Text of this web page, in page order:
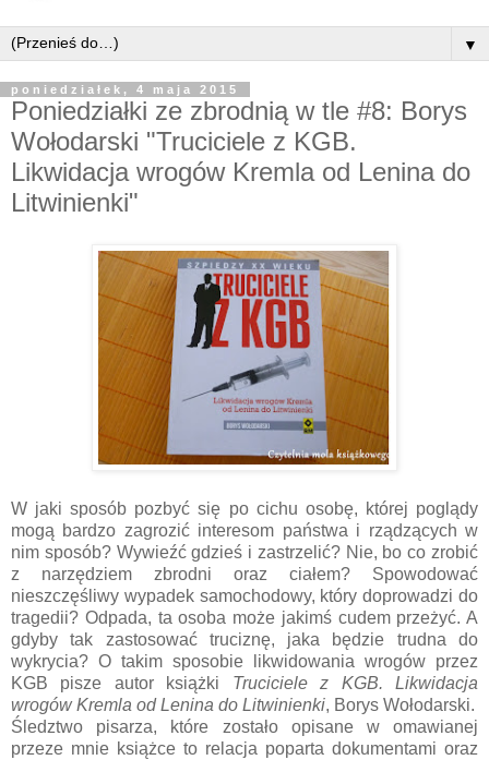
▼
poniedziałek, 4 maja 2015
Poniedziałki ze zbrodnią w tle #8: Borys
Wołodarski "Truciciele z KGB.
Likwidacja wrogów Kremla od Lenina do
Litwinienki"
W jaki sposób pozbyć się po cichu osobę, której poglądy
mogą bardzo zagrozić interesom państwa i rządzących w
nim sposób? Wywieźć gdzieś i zastrzelić? Nie, bo co zrobić
z narzędziem zbrodni oraz ciałem? Spowodować
nieszczęśliwy wypadek samochodowy, który doprowadzi do
tragedii? Odpada, ta osoba może jakimś cudem przeżyć. A
gdyby tak zastosować truciznę, jaka będzie trudna do
wykrycia? O takim sposobie likwidowania wrogów przez
KGB pisze autor książki Truciciele z KGB. Likwidacja
wrogów Kremla od Lenina do Litwinienki, Borys Wołodarski.
Śledztwo pisarza, które zostało opisane w omawianej
przeze mnie książce to relacja poparta dokumentami oraz